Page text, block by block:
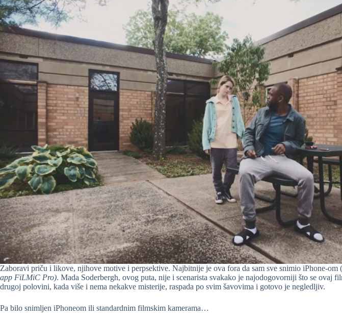
Zaboravi priču i likove, njihove motive i perpsektive. Najbitnije je ova fora da sam sve snimio iPhone-om (
app FiLMiC Pro). Mada Soderbergh, ovog puta, nije i scenarista svakako je najodogovorniji što se ovaj
drugoj polovini, kada više i nema nekakve misterije, raspada po svim šavovima i gotovo je negledljiv.
Pa bilo snimljen iPhoneom ili standardnim filmskim kamerama…